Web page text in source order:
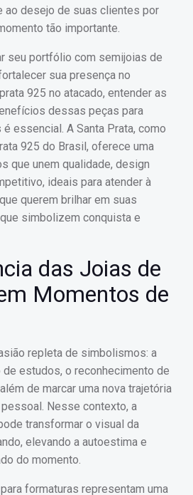
ao desejo de suas clientes por
tão importante.
seu portfólio com semijoias de
sua presença no
925 no atacado, entender as
dessas peças para
essencial. A Santa Prata, como
925 do Brasil, oferece uma
que unem qualidade, design
ideais para atender à
querem brilhar em suas
simbolizem conquista e
das Joias de
Momentos de
repleta de simbolismos: a
estudos, o reconhecimento de
de marcar uma nova trajetória
Nesse contexto, a
transformar o visual da
elevando a autoestima e
do momento.
formaturas representam uma